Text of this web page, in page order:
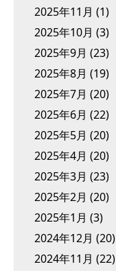
2025年11月 (1)
2025年10月 (3)
2025年9月 (23)
2025年8月 (19)
2025年7月 (20)
2025年6月 (22)
2025年5月 (20)
2025年4月 (20)
2025年3月 (23)
2025年2月 (20)
2025年1月 (3)
2024年12月 (20)
2024年11月 (22)